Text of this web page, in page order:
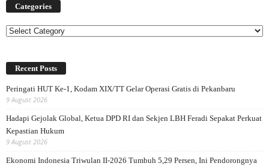
Categories
Categories
Recent Posts
Peringati HUT Ke-1, Kodam XIX/TT Gelar Operasi Gratis di Pekanbaru
9 August 2026
Hadapi Gejolak Global, Ketua DPD RI dan Sekjen LBH Feradi Sepakat Perkuat
Kepastian Hukum
9 August 2026
Ekonomi Indonesia Triwulan II-2026 Tumbuh 5,29 Persen, Ini Pendorongnya